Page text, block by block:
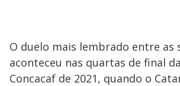
O duelo mais lembrado entre as
aconteceu nas quartas de final
Concacaf de 2021, quando o